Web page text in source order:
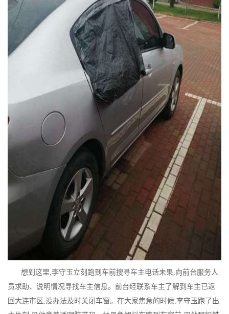
想到这里,李守玉立刻跑到车前搜寻车主电话未果,向前台服务人
员求助、说明情况寻找车主信息。前台经联系车主了解到车主已返
回大连市区,没办法及时关闭车窗。在大家焦急的时候,李守玉跑了出